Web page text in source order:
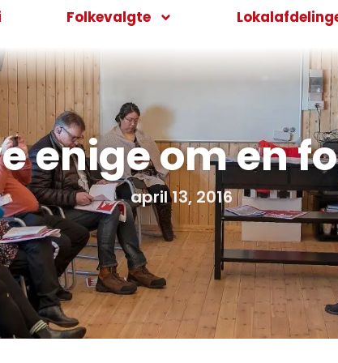
Folkevalgte
enige om en
april 13, 2016